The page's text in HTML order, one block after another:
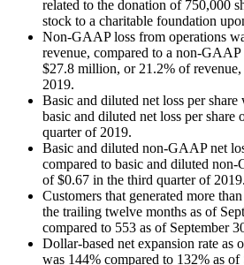
related to the donation of 750,000
stock to a charitable foundation
Non-GAAP loss from operations
revenue, compared to a non-
$27.8 million, or 21.2% of
2019.
Basic and diluted net loss per
basic and diluted net loss per share
quarter of 2019.
Basic and diluted non-GAAP net
compared to basic and diluted non-
of $0.67 in the third quarter of 2019.
Customers that generated more
the trailing twelve months as of
compared to 553 as of September
Dollar-based net expansion rate as
was 144% compared to 132% as of